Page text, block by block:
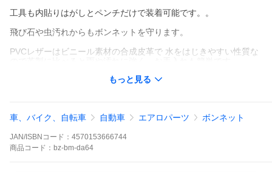
工具も内貼りはがしとペンチだけで装着可能です。。
飛び石や虫汚れからもボンネットを守ります。
PVCレザーはビニール素材の合成皮革で 水をはじきやすい性質な
ブラックレザー
DYP
■セット内容
もっと見る
車、バイク、自転車 自動車 エアロパーツ ボンネット
JAN/ISBNコード： 4570153666744
商品 コード： bz-bm-da64